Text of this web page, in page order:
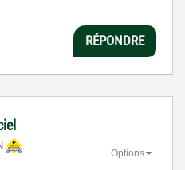
RÉPONDRE
Options